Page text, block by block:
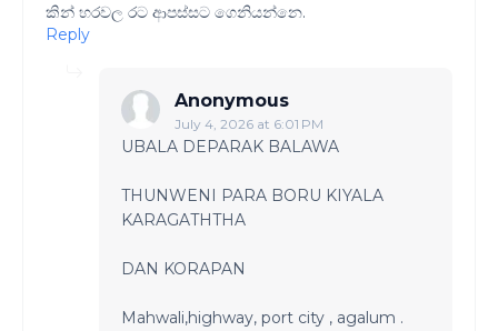
කින් හරවල රට ආපස්සට ගෙනියන්නෙ.
Reply
Anonymous
July 4, 2026 at 6:01 PM
UBALA DEPARAK BALAWA
THUNWENI PARA BORU KIYALA
KARAGATHTHA
DAN KORAPAN
Mahwali,highway, port city , agalum .